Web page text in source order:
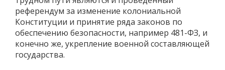
референдум за изменение колониальной
Конституции и принятие ряда законов по
обеспечению безопасности, например 481-ФЗ, и
конечно же, укрепление военной составляющей
государства.